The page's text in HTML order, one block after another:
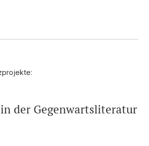
der Gegenwartsliteratur